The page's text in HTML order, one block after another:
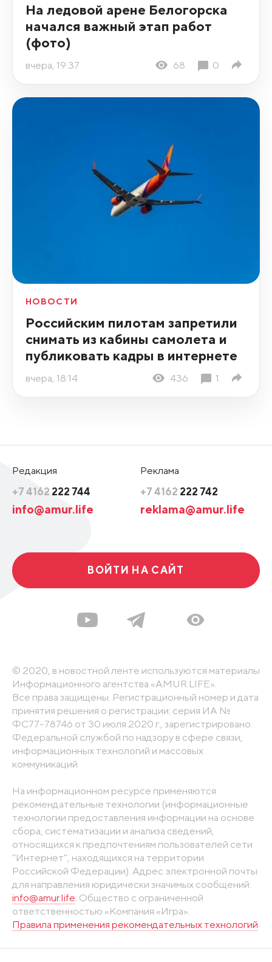
На ледовой арене Белогорска
начался важный этап работ
(фото)
вчера, 19:37 68 0
НОВОСТИ
Российским пилотам запретили
снимать из кабины самолета и
публиковать кадры в интернете
вчера, 18:14 436 1
Редакция
+7 4162 222 744
info@amur.life
Реклама
+7 4162 222 742
reklama@amur.life
ВОЙТИ НА САЙТ
© 2020, в новостной ленте используются материалы
Информационного агентства «AMUR.LIFE».
Все права защищены. Регистрационный номер и дата
принятия решения о регистрации: серия ИА №
ФС77-78746 от 30 июля 2020 г., зарегистрировано
Федеральной службой по надзору в сфере связи,
информационных технологий и массовых
коммуникаций
На информационном ресурсе применяются
рекомендательные технологии (информационные
технологии предоставления информации на основе
сбора, систематизации и анализа сведений,
относящихся к предпочтениям пользователей сети
"Интернет", находящихся на территории
Российской Федерации). Адрес электронной почты
для направления юридически значимых сообщений:
info@amur.life. Общество с ограниченной
ответственностью «Компания «Игра».
Правила применения рекомендательных технологий